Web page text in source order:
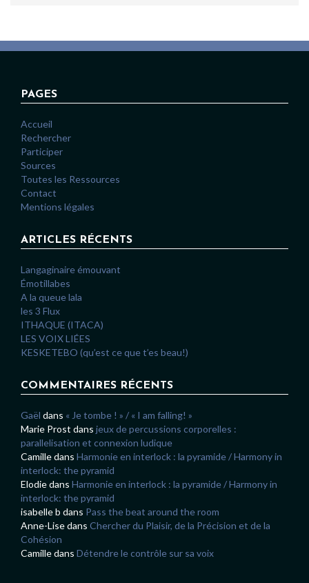
PAGES
Accueil
Rechercher
Participer
Sources
Toutes les Ressources
Contact
Mentions légales
ARTICLES RÉCENTS
Langaginaire émouvant
Émotillabes
A la queue lala
les 3 Flux
ITHAQUE (ITACA)
LES VOIX LIÉES
KESKETEBO (qu’est ce que t’es beau!)
COMMENTAIRES RÉCENTS
Gaël dans « Je tombe ! » / « I am falling! »
Marie Prost dans jeux de percussions corporelles :
parallelisation et connexion ludique
Camilledans Harmonie en interlock : la pyramide / Harmony in
interlock: the pyramid
Elodiedans Harmonie en interlock : la pyramide / Harmony in
interlock: the pyramid
isabelle b dans Pass the beat around the room
Anne-Lisedans Chercher du Plaisir, de la Précision et de la
Cohésion
Camilledans Détendre le contrôle sur sa voix